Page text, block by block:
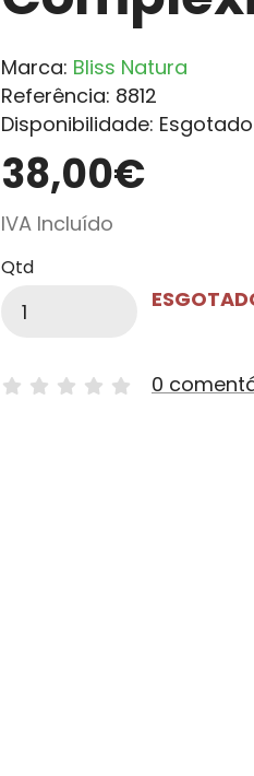
Marca: Bliss Natura
Referência: 8812
Disponibilidade: Esgotado
38,00€
IVA Incluído
Qtd
0